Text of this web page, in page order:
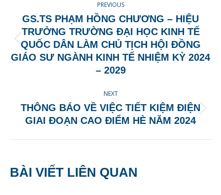
NAVIGATION
PREVIOUS
Previous
post:
GS.TS PHẠM HỒNG CHƯƠNG – HIỆU
TRƯỞNG TRƯỜNG ĐẠI HỌC KINH TẾ
QUỐC DÂN LÀM CHỦ TỊCH HỘI ĐỒNG
GIÁO SƯ NGÀNH KINH TẾ NHIỆM KỲ 2024
– 2029
NEXT
Next
post:
THÔNG BÁO VỀ VIỆC TIẾT KIỆM ĐIỆN
GIAI ĐOẠN CAO ĐIỂM HÈ NĂM 2024
BÀI VIẾT LIÊN QUAN